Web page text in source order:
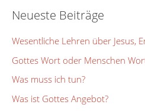
Neueste Beiträge
Wesentliche Lehren über Jesus,
Gottes Wort oder Menschen
Was muss ich tun?
Was ist Gottes Angebot?